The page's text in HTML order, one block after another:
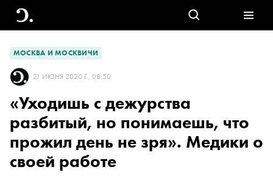
МОСКВА И МОСКВИЧИ
21 ИЮНЯ 2020 Г., 08:50
«‎Уходишь с дежурства
разбитый, но понимаешь, что
прожил день не зря»‎. Медики о
своей работе